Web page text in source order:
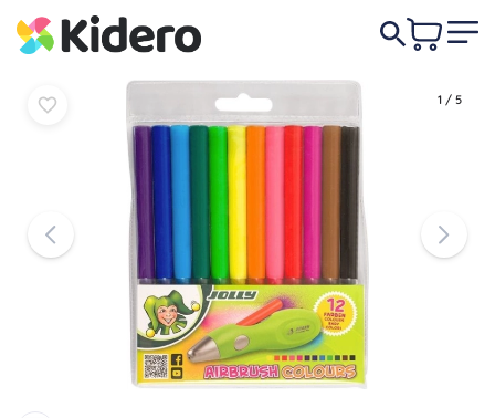
1 / 5
6,80 €
In